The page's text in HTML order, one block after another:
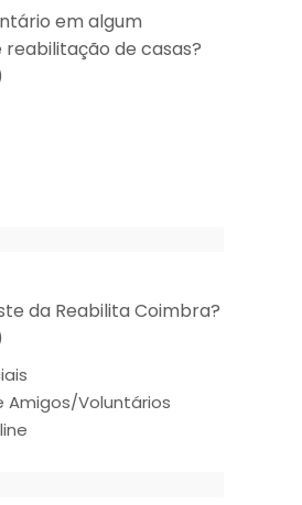
em algum
de casas?
da Reabilita Coimbra?
Amigos/Voluntários